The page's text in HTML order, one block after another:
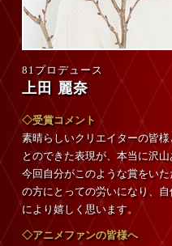
81プロデュース
上田 麗奈
◇受賞コメント
素晴らしいクリエイターの皆
とのできた表現が、本当に沢山
今回自分がこのような賞をい
の方にとっての労いになり、
により嬉しく思います。
◇アニメファンの皆様へ